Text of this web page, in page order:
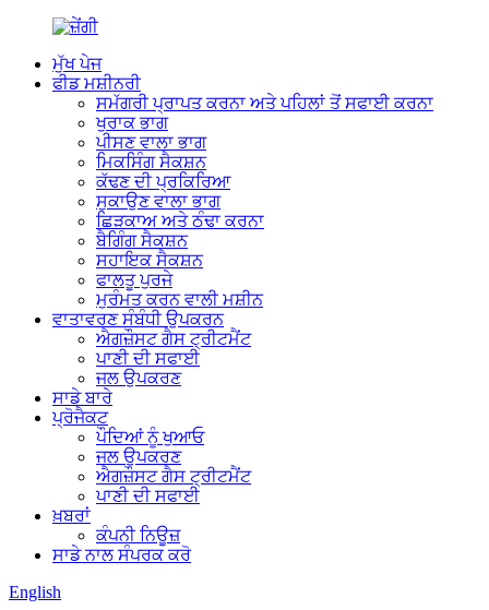
ਮੁੱਖ ਪੇਜ
ਫੀਡ ਮਸ਼ੀਨਰੀ
ਸਮੱਗਰੀ ਪ੍ਰਾਪਤ ਕਰਨਾ ਅਤੇ ਪਹਿਲਾਂ ਤੋਂ ਸਫਾਈ ਕਰਨਾ
ਖੁਰਾਕ ਭਾਗ
ਪੀਸਣ ਵਾਲਾ ਭਾਗ
ਮਿਕਸਿੰਗ ਸੈਕਸ਼ਨ
ਕੱਢਣ ਦੀ ਪ੍ਰਕਿਰਿਆ
ਸੁਕਾਉਣ ਵਾਲਾ ਭਾਗ
ਛਿੜਕਾਅ ਅਤੇ ਠੰਢਾ ਕਰਨਾ
ਬੈਗਿੰਗ ਸੈਕਸ਼ਨ
ਸਹਾਇਕ ਸੈਕਸ਼ਨ
ਫਾਲਤੂ ਪੁਰਜੇ
ਮੁਰੰਮਤ ਕਰਨ ਵਾਲੀ ਮਸ਼ੀਨ
ਵਾਤਾਵਰਣ ਸੰਬੰਧੀ ਉਪਕਰਨ
ਐਗਜ਼ੌਸਟ ਗੈਸ ਟ੍ਰੀਟਮੈਂਟ
ਪਾਣੀ ਦੀ ਸਫਾਈ
ਜਲ ਉਪਕਰਣ
ਸਾਡੇ ਬਾਰੇ
ਪ੍ਰੋਜੈਕਟ
ਪੌਦਿਆਂ ਨੂੰ ਖੁਆਓ
ਜਲ ਉਪਕਰਣ
ਐਗਜ਼ੌਸਟ ਗੈਸ ਟ੍ਰੀਟਮੈਂਟ
ਪਾਣੀ ਦੀ ਸਫਾਈ
ਖ਼ਬਰਾਂ
ਕੰਪਨੀ ਨਿਊਜ਼
ਸਾਡੇ ਨਾਲ ਸੰਪਰਕ ਕਰੋ
English